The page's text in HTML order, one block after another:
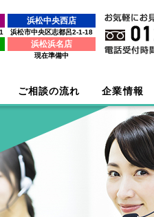
浜松中央西店
浜松市中央区志都呂2-1-18
浜松浜名店
現在準備中
ご相談の流れ 企業情報